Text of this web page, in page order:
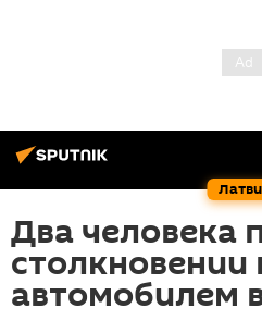
Два человека
столкновении
автомобилем